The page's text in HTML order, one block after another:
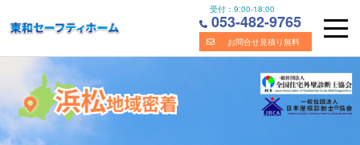
content
受付： 9:00-18:00
053-482-9765
お問合せ見積り無料
浜松市の屋根・雨漏り修理の専門業者｜株式会社東和セーフ
ティホーム